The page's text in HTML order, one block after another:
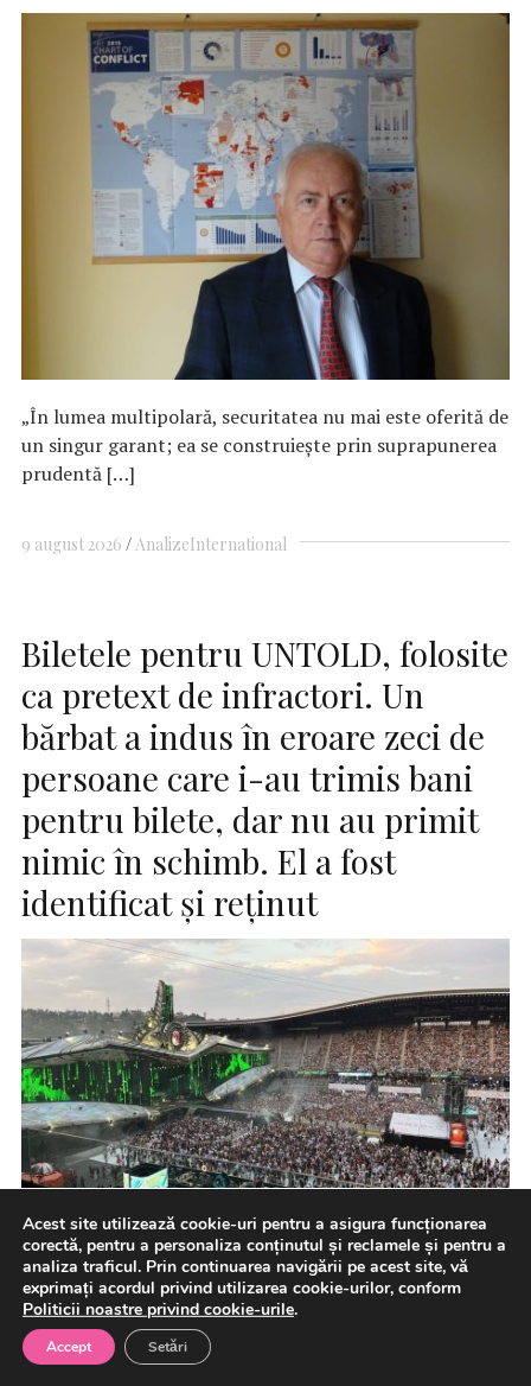
„În lumea multipolară, securitatea nu mai este oferită de
un singur garant; ea se construiește prin suprapunerea
prudentă […]
9 august 2026 AnalizeInternational
Biletele pentru UNTOLD, folosite
ca pretext de infractori. Un
bărbat a indus în eroare zeci de
persoane care i-au trimis bani
pentru bilete, dar nu au primit
nimic în schimb. El a fost
identificat şi reţinut
Zeci de persoane care au vrut să cumpere bilete pentru
festivalul UNTOLD au fost înşelate de un individ […]
9 august 2026 Afaceri
Acest site utilizează cookie-uri pentru a asigura funcționarea
corectă, pentru a personaliza conținutul și reclamele și pentru a
analiza traficul. Prin continuarea navigării pe acest site, vă
exprimați acordul privind utilizarea cookie-urilor, conform
Politicii noastre privind cookie-urile.
Accept Setări